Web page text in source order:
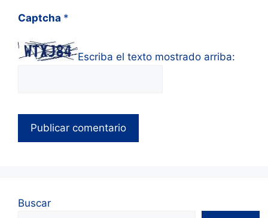
Captcha *
Escriba el texto mostrado arriba:
Buscar